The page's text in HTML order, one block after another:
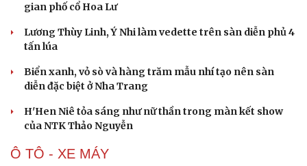
Du lịch
gian phố cổ Hoa Lư
Lương Thùy Linh, Ý Nhi làm vedette trên sàn diễn phủ 4
tấn lúa
Biển xanh, vỏ sò và hàng trăm mẫu nhí tạo nên sàn
diễn đặc biệt ở Nha Trang
H'Hen Niê tỏa sáng như nữ thần trong màn kết show
của NTK Thảo Nguyễn
Ô TÔ - XE MÁY